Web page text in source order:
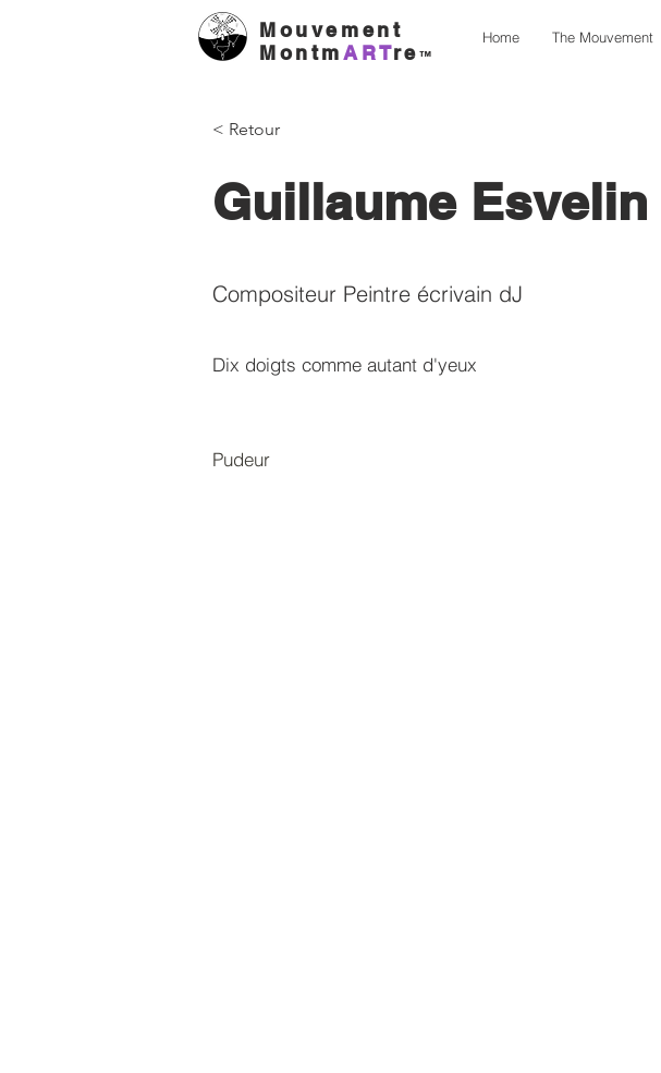
Mouvement
MontmARTre™
Home The Mouvement
< Retour
Guillaume Esvelin
Compositeur Peintre écrivain dJ
Dix doigts comme autant d'yeux
Pudeur